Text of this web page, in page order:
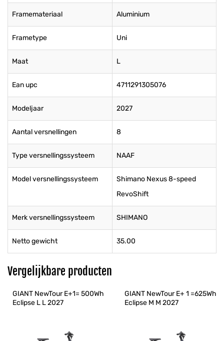
Framemateriaal Aluminium
Frametype Uni
Maat L
Ean upc 4711291305076
Modeljaar 2027
Aantal versnellingen 8
Type versnellingssysteem NAAF
Model versnellingssysteem
Shimano Nexus 8-speed
RevoShift
Merk versnellingssysteem SHIMANO
Netto gewicht 35.00
Vergelijkbare producten
GIANT NewTour E+1= 500Wh
Eclipse L L 2027
GIANT NewTour E+ 1 =625Wh
Eclipse M M 2027